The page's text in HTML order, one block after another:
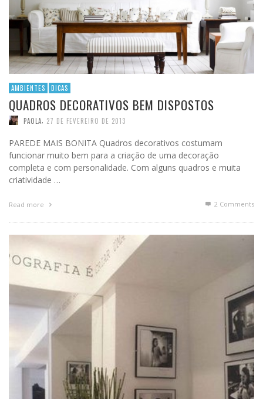
AMBIENTES DICAS
QUADROS DECORATIVOS BEM DISPOSTOS
PAOLA 27 DE FEVEREIRO DE 2013
PAREDE MAIS BONITA Quadros decorativos costumam
funcionar muito bem para a criação de uma decoração
completa e com personalidade. Com alguns quadros e muita
criatividade …
Read more 2 Comments